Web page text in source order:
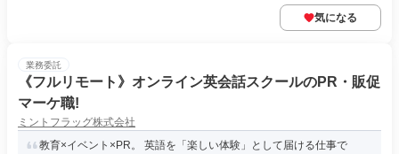
気になる
業務委託
《フルリモート》オンライン英会話スクールのPR・販促
マーケ職!
ミントフラッグ株式会社
教育×イベント×PR。 英語を「楽しい体験」として届ける仕事で